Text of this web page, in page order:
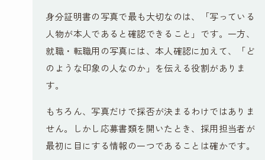
身分証明書の写真で最も大切なのは、「写っている
人物が本人であると確認できること」です。一方、
就職・転職用の写真には、本人確認に加えて、「ど
のような印象の人なのか」を伝える役割がありま
す。
もちろん、写真だけで採否が決まるわけではありま
せん。しかし応募書類を開いたとき、採用担当者が
最初に目にする情報の一つであることは確かです。